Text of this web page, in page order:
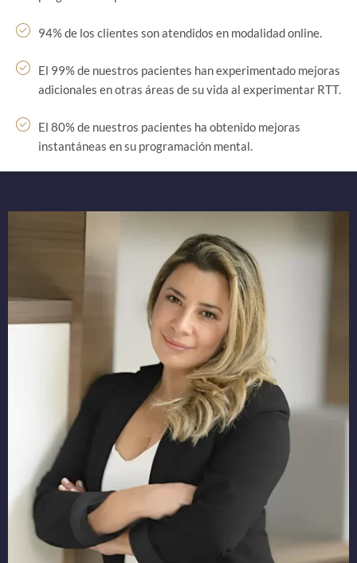
94% de los clientes son atendidos en modalidad online.
El 99% de nuestros pacientes han experimentado mejoras
adicionales en otras áreas de su vida al experimentar RTT.
El 80% de nuestros pacientes ha obtenido mejoras
instantáneas en su programación mental.